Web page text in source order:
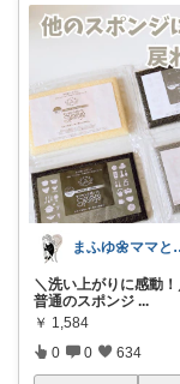
まふゆ
＼洗い上がりに感動
普通のスポンジ ...
￥ 1,584
0 0 634